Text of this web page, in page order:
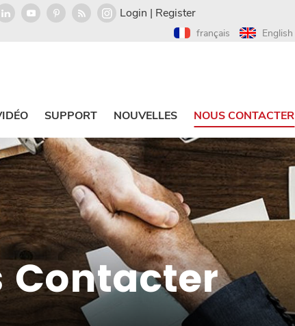
Login | Register
français English
SUPPORT NOUVELLES NOUS CONTACTER
Contacter